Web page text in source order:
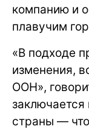
компанию и
плавучим
«В подходе
изменения,
ООН»,
заключается
страны —